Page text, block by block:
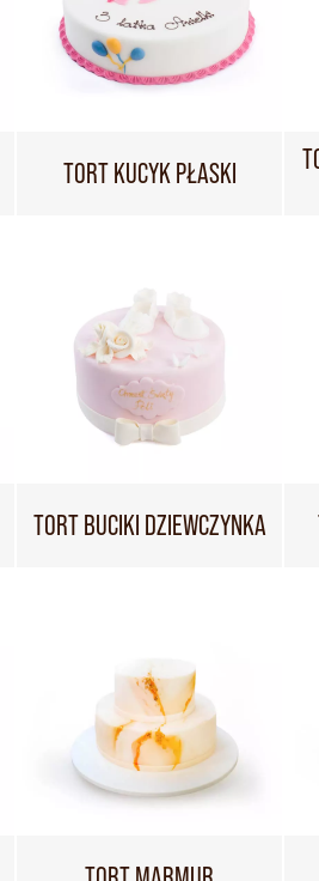
TORT KUCYK PŁASKI
TORT BUCIKI DZIEWCZYNKA